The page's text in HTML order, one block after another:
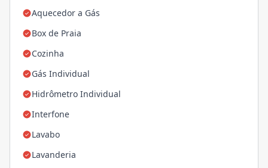
Aquecedor a Gás
Box de Praia
Cozinha
Gás Individual
Hidrômetro Individual
Interfone
Lavabo
Lavanderia